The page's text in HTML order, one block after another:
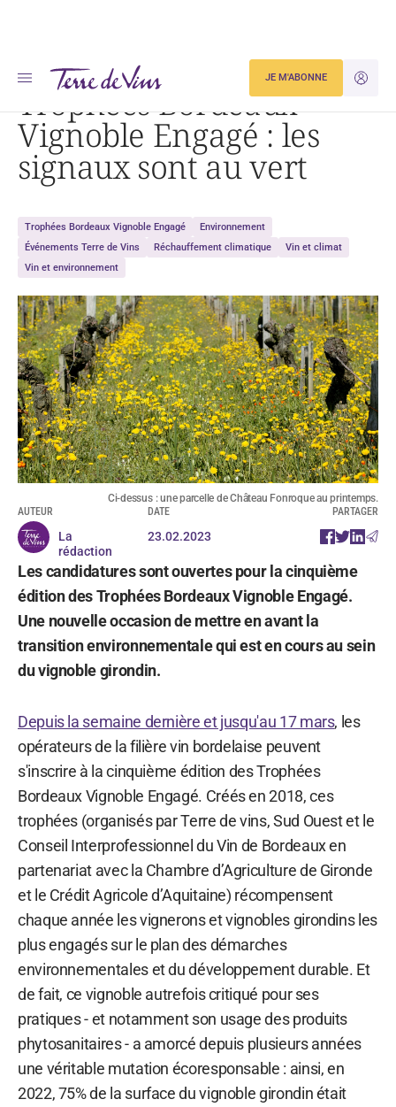
JE
JE M'ABONNE
Accueil Trophées Bordeaux Vignoble Engagé : les signaux sont au vert
Trophées Bordeaux
Vignoble Engagé : les
signaux sont au vert
Trophées Bordeaux Vignoble Engagé
Environnement
Événements Terre de Vins
Réchauffement climatique
Vin et climat
Vin et environnement
Ci-dessus : une parcelle de Château Fonroque au printemps.
AUTEUR
La
rédaction
DATE
23.02.2023
PARTAGER
Les candidatures sont ouvertes pour la cinquième
édition des Trophées Bordeaux Vignoble Engagé.
Une nouvelle occasion de mettre en avant la
transition environnementale qui est en cours au sein
du vignoble girondin.
Depuis la semaine dernière et jusqu'au 17 mars, les
opérateurs de la filière vin bordelaise peuvent
s'inscrire à la cinquième édition des Trophées
Bordeaux Vignoble Engagé. Créés en 2018, ces
trophées (organisés par Terre de vins, Sud Ouest et le
Conseil Interprofessionnel du Vin de Bordeaux en
partenariat avec la Chambre d’Agriculture de Gironde
et le Crédit Agricole d’Aquitaine) récompensent
chaque année les vignerons et vignobles girondins les
plus engagés sur le plan des démarches
environnementales et du développement durable. Et
de fait, ce vignoble autrefois critiqué pour ses
pratiques - et notamment son usage des produits
phytosanitaires - a amorcé depuis plusieurs années
une véritable mutation écoresponsable : ainsi, en
2022, 75% de la surface du vignoble girondin était